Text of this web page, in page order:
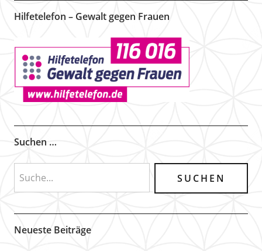
Hilfetelefon – Gewalt gegen Frauen
Suchen …
Neueste Beiträge